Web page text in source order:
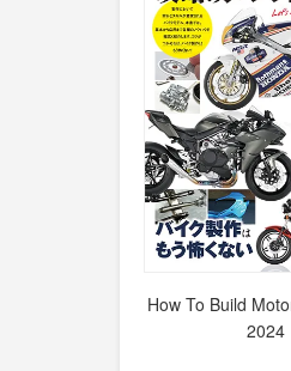
How To Build
2024